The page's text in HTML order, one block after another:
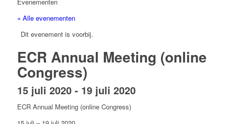
« Alle evenementen
Dit evenement is voorbij.
ECR Annual Meeting (online
Congress)
15 juli 2020- 19 juli 2020
ECR Annual Meeting (online Congress)